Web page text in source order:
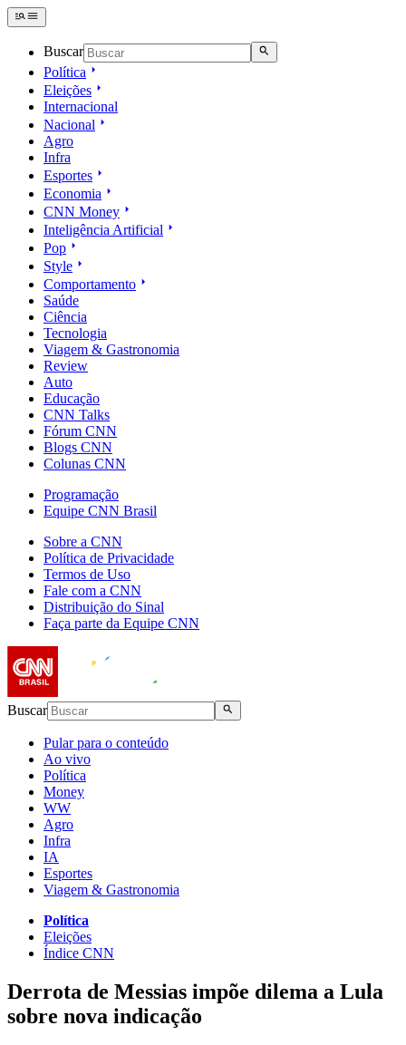
Buscar
Política
Eleições
Internacional
Nacional
Agro
Infra
Esportes
Economia
CNN Money
Inteligência Artificial
Pop
Style
Comportamento
Saúde
Ciência
Tecnologia
Viagem & Gastronomia
Review
Auto
Educação
CNN Talks
Fórum CNN
Blogs CNN
Colunas CNN
Programação
Equipe CNN Brasil
Sobre a CNN
Política de Privacidade
Termos de Uso
Fale com a CNN
Distribuição do Sinal
Faça parte da Equipe CNN
Buscar
Pular para o conteúdo
Ao vivo
Política
Money
WW
Agro
Infra
IA
Esportes
Viagem & Gastronomia
Política
Eleições
Índice CNN
Derrota de Messias impõe dilema a Lula
sobre nova indicação